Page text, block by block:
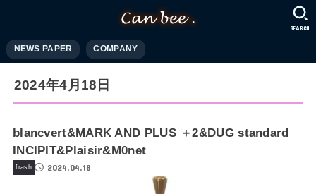
NEWS PAPER COMPANY
SEARCH
2024年4月18日
blancvert&MARK AND PLUS ＋2&DUG standard
INCIPIT&Plaisir&M0net
frash 2024.04.18